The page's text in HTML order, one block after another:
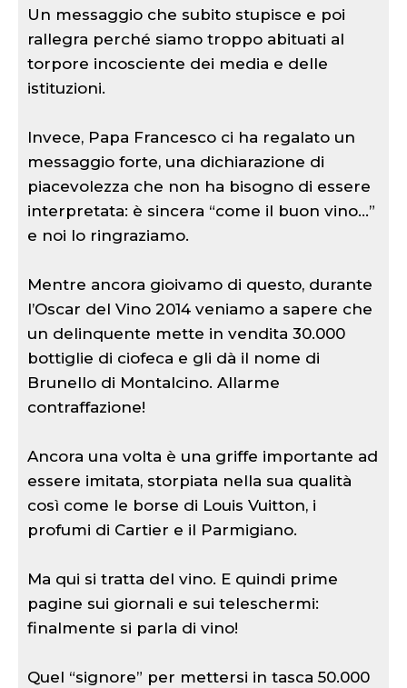
Un messaggio che subito stupisce e poi
rallegra perché siamo troppo abituati al
torpore incosciente dei media e delle
istituzioni.
Invece, Papa Francesco ci ha regalato un
messaggio forte, una dichiarazione di
piacevolezza che non ha bisogno di essere
interpretata: è sincera “come il buon vino…”
e noi lo ringraziamo.
Mentre ancora gioivamo di questo, durante
l’Oscar del Vino 2014 veniamo a sapere che
un delinquente mette in vendita 30.000
bottiglie di ciofeca e gli dà il nome di
Brunello di Montalcino. Allarme
contraffazione!
Ancora una volta è una griffe importante ad
essere imitata, storpiata nella sua qualità
così come le borse di Louis Vuitton, i
profumi di Cartier e il Parmigiano.
Ma qui si tratta del vino. E quindi prime
pagine sui giornali e sui teleschermi:
finalmente si parla di vino!
Quel “signore” per mettersi in tasca 50.000